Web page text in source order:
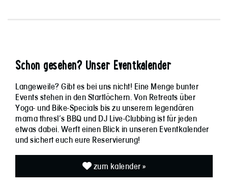
Schon gesehen? Unser Eventkalender
Langeweile? Gibt es bei uns nicht! Eine Menge bunter
Events stehen in den Startlöchern. Von Retreats über
Yoga- und Bike-Specials bis zu unserem legendären
mama thresl’s BBQ und DJ Live-Clubbing ist für jeden
etwas dabei. Werft einen Blick in unseren Eventkalender
und sichert euch eure Reservierung!
zum kalender »